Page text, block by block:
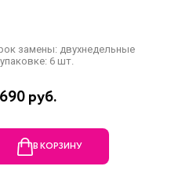
замены: двухнедельные
6 шт.
руб.
В КОРЗИНУ